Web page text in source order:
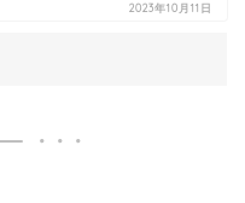
2023年10月11日